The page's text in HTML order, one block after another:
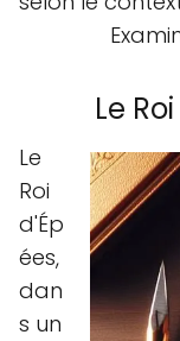
Le
Le
Roi
d'Ép
ées,
dan
s un